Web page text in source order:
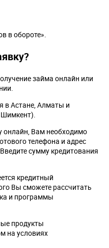
в обороте».
займа онлайн или
в Астане, Алматы и
Шимкент).
онлайн, Вам необходимо
телефона и адрес
сумму кредитования
кредитный
Вы сможете рассчитать
и программы
продукты
на условиях